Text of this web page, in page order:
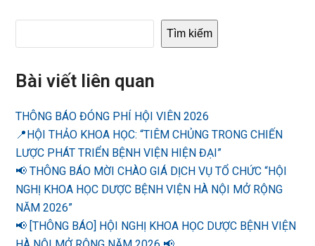
Tìm kiếm
Bài viết liên quan
THÔNG BÁO ĐÓNG PHÍ HỘI VIÊN 2026
📍HỘI THẢO KHOA HỌC: “TIÊM CHỦNG TRONG CHIẾN
LƯỢC PHÁT TRIỂN BỆNH VIỆN HIỆN ĐẠI”
📢 THÔNG BÁO MỜI CHÀO GIÁ DỊCH VỤ TỔ CHỨC “HỘI
NGHỊ KHOA HỌC DƯỢC BỆNH VIỆN HÀ NỘI MỞ RỘNG
NĂM 2026”
📢 [THÔNG BÁO] HỘI NGHỊ KHOA HỌC DƯỢC BỆNH VIỆN